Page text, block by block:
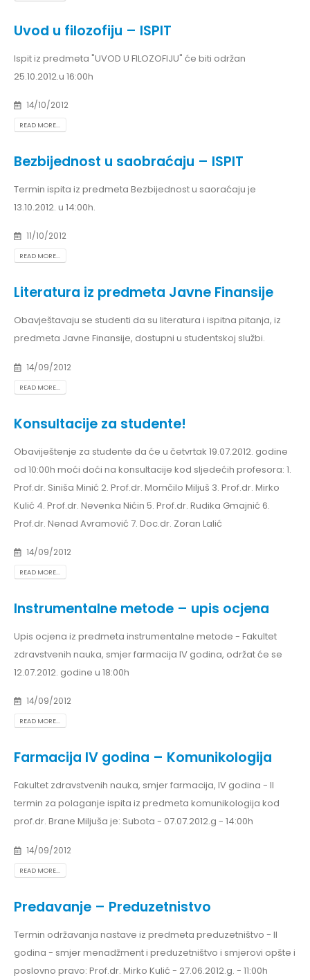
Uvod u filozofiju – ISPIT
Ispit iz predmeta "UVOD U FILOZOFIJU" će biti održan
25.10.2012.u 16:00h
14/10/2012
READ MORE...
Bezbijednost u saobraćaju – ISPIT
Termin ispita iz predmeta Bezbijednost u saoraćaju je
13.10.2012. u 14:00h.
11/10/2012
READ MORE...
Literatura iz predmeta Javne Finansije
Obavještavaju se studenti da su literatura i ispitna pitanja, iz
predmeta Javne Finansije, dostupni u studentskoj službi.
14/09/2012
READ MORE...
Konsultacije za studente!
Obaviještenje za studente da će u četvrtak 19.07.2012. godine
od 10:00h moći doći na konsultacije kod sljedećih profesora: 1.
Prof.dr. Siniša Minić 2. Prof.dr. Momčilo Miljuš 3. Prof.dr. Mirko
Kulić 4. Prof.dr. Nevenka Nićin 5. Prof.dr. Rudika Gmajnić 6.
Prof.dr. Nenad Avramović 7. Doc.dr. Zoran Lalić
14/09/2012
READ MORE...
Instrumentalne metode – upis ocjena
Upis ocjena iz predmeta instrumentalne metode - Fakultet
zdravstvenih nauka, smjer farmacija IV godina, održat će se
12.07.2012. godine u 18:00h
14/09/2012
READ MORE...
Farmacija IV godina – Komunikologija
Fakultet zdravstvenih nauka, smjer farmacija, IV godina - II
termin za polaganje ispita iz predmeta komunikologija kod
prof.dr. Brane Miljuša je: Subota - 07.07.2012.g - 14:00h
14/09/2012
READ MORE...
Predavanje – Preduzetnistvo
Termin održavanja nastave iz predmeta preduzetništvo - II
godina - smjer menadžment i preduzetništvo i smjerovi opšte i
poslovno pravo: Prof.dr. Mirko Kulić - 27.06.2012.g. - 11:00h